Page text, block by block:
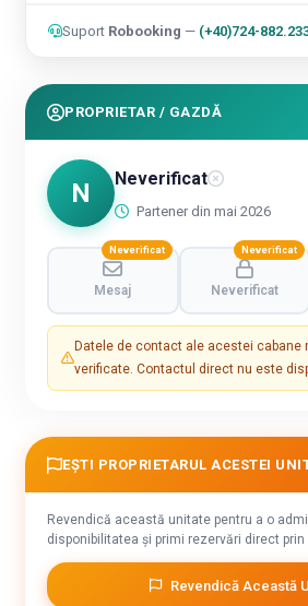
Suport Robooking — (+40)724-
PROPRIETAR / GAZDĂ
N Neverificat
Partener din mai 2026
Mesaj
Neverificat
Neverificat
Neverificat
Datele de contact ale acestei cabane
verificate. Contactul direct nu este
EȘTI PROPRIETARUL ACESTEI
Revendică această unitate pentru a o
disponibilitatea și primi rezervări direct prin
Revendică Această